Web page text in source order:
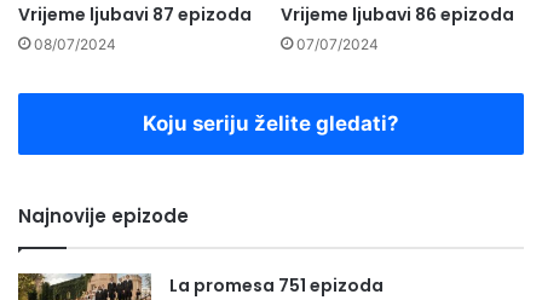
Vrijeme ljubavi 87 epizoda
08/07/2024
Vrijeme ljubavi 86 epizoda
07/07/2024
Koju seriju želite gledati?
Najnovije epizode
La promesa 751 epizoda